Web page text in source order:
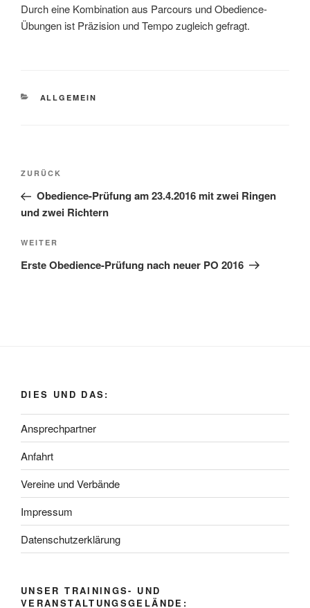
Durch eine Kombination aus Parcours und Obedience-
Übungen ist Präzision und Tempo zugleich gefragt.
KATEGORIEN
ALLGEMEIN
Beitragsnavigation
Vorheriger
Beitrag
ZURÜCK
Obedience-Prüfung am 23.4.2016 mit zwei Ringen
und zwei Richtern
Nächster
Beitrag
WEITER
Erste Obedience-Prüfung nach neuer PO 2016
DIES UND DAS:
Ansprechpartner
Anfahrt
Vereine und Verbände
Impressum
Datenschutzerklärung
UNSER TRAININGS- UND
VERANSTALTUNGSGELÄNDE: